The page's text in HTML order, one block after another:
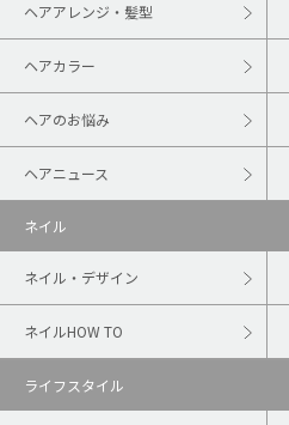
ヘアアレンジ・髪型
ヘアカラー
ヘアのお悩み
ヘアニュース
ネイル
ネイル・デザイン
ネイルHOW TO
ライフスタイル